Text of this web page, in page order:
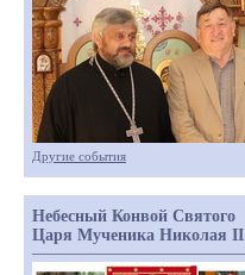
Другие события
Небесный Конвой Святого
Царя Мученика Николая II